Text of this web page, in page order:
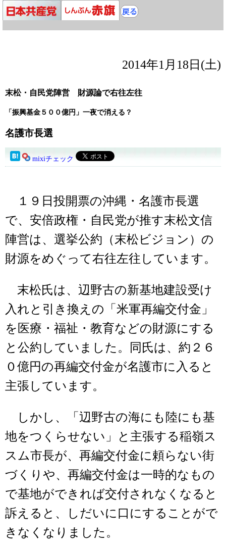
2014年1月18日(土)
末松・自民党陣営 財源論で右往左往
「振興基金５００億円」一夜で消える？
名護市長選
mixiチェック
１９日投開票の沖縄・名護市長選
で、安倍政権・自民党が推す末松文信
陣営は、選挙公約（末松ビジョン）の
財源をめぐって右往左往しています。
末松氏は、辺野古の新基地建設受け
入れと引き換えの「米軍再編交付金」
を医療・福祉・教育などの財源にする
と公約していました。同氏は、約２６
０億円の再編交付金が名護市に入ると
主張しています。
しかし、「辺野古の海にも陸にも基
地をつくらせない」と主張する稲嶺ス
スム市長が、再編交付金に頼らない街
づくりや、再編交付金は一時的なもの
で基地ができれば交付されなくなると
訴えると、しだいに口にすることがで
きなくなりました。